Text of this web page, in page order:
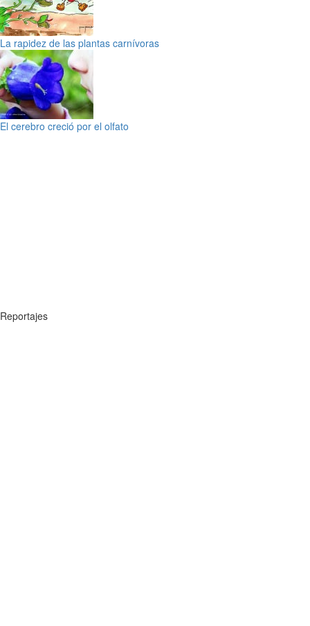
La rapidez de las plantas carnívoras
El cerebro creció por el olfato
Reportajes